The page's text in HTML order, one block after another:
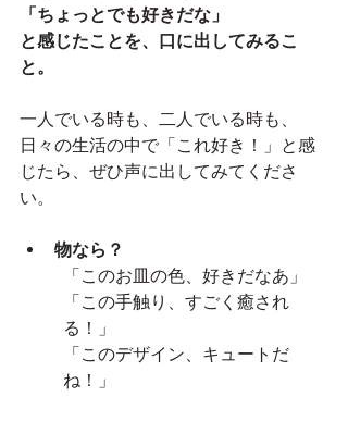
「ちょっとでも好きだな」
と感じたことを、口に出してみるこ
と。
一人でいる時も、二人でいる時も、
日々の生活の中で「これ好き！」と感
じたら、ぜひ声に出してみてくださ
い。
物なら？
「このお皿の色、好きだなあ」
「この手触り、すごく癒され
る！」
「このデザイン、キュートだ
ね！」